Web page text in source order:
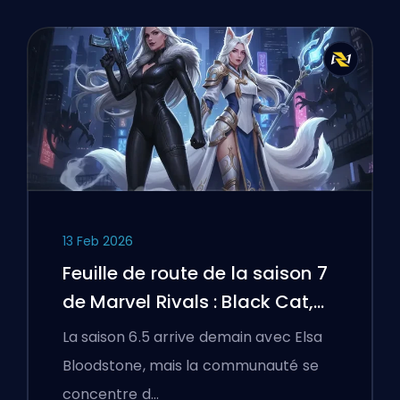
13 Feb 2026
Feuille de route de la saison 7
de Marvel Rivals : Black Cat,
White Fox, et l'événement
Monsters Take Manhattan
La saison 6.5 arrive demain avec Elsa
Bloodstone, mais la communauté se
concentre d…